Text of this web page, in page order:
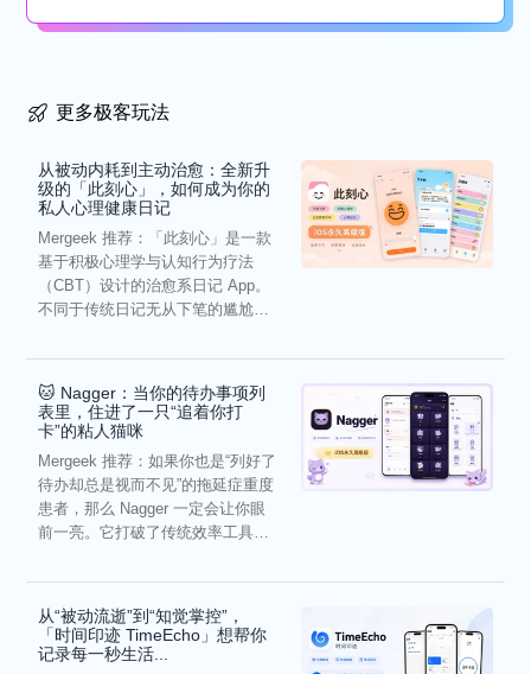
更多极客玩法
从被动内耗到主动治愈：全新升
级的「此刻心」，如何成为你的
私人心理健康日记
Mergeek 推荐：「此刻心」是一款
基于积极心理学与认知行为疗法
（CBT）设计的治愈系日记 App。
不同于传统日记无从下笔的尴尬，
🐱 Nagger：当你的待办事项列
表里，住进了一只“追着你打
卡”的粘人猫咪
Mergeek 推荐：如果你也是“列好了
待办却总是视而不见”的拖延症重度
患者，那么 Nagger 一定会让你眼
前一亮。它打破了传统效率工具冰
从“被动流逝”到“知觉掌控”，
「时间印迹 TimeEcho」想帮你
记录每一秒生活...